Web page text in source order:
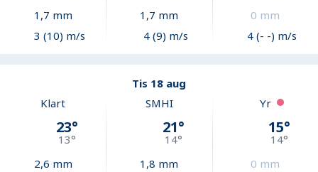
1,7 mm
3 (10) m/s
1,7 mm
4 (9) m/s
0 mm
4 (- -) m/s
Tis 18 aug
Klart
23°
13°
2,6 mm
SMHI
21°
14°
1,8 mm
Yr
15°
14°
0 mm